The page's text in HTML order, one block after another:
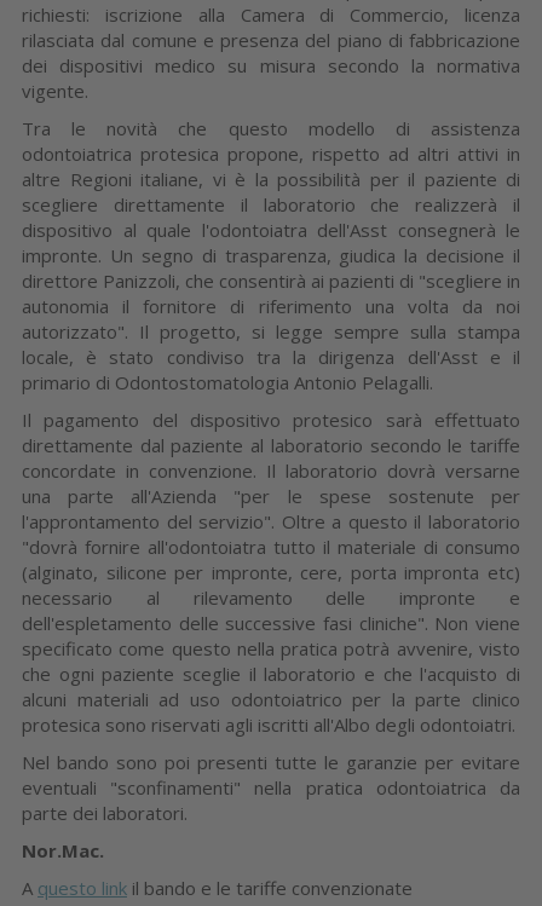
richiesti: iscrizione alla Camera di Commercio, licenza
rilasciata dal comune e presenza del piano di fabbricazione
dei dispositivi medico su misura secondo la normativa
vigente.
Tra le novità che questo modello di assistenza
odontoiatrica protesica propone, rispetto ad altri attivi in
altre Regioni italiane, vi è la possibilità per il paziente di
scegliere direttamente il laboratorio che realizzerà il
dispositivo al quale l'odontoiatra dell'Asst consegnerà le
impronte. Un segno di trasparenza, giudica la decisione il
direttore Panizzoli, che consentirà ai pazienti di "scegliere in
autonomia il fornitore di riferimento una volta da noi
autorizzato". Il progetto, si legge sempre sulla stampa
locale, è stato condiviso tra la dirigenza dell'Asst e il
primario di Odontostomatologia Antonio Pelagalli.
Il pagamento del dispositivo protesico sarà effettuato
direttamente dal paziente al laboratorio secondo le tariffe
concordate in convenzione. Il laboratorio dovrà versarne
una parte all'Azienda "per le spese sostenute per
l'approntamento del servizio". Oltre a questo il laboratorio
"dovrà fornire all'odontoiatra tutto il materiale di consumo
(alginato, silicone per impronte, cere, porta impronta etc)
necessario al rilevamento delle impronte e
dell'espletamento delle successive fasi cliniche". Non viene
specificato come questo nella pratica potrà avvenire, visto
che ogni paziente sceglie il laboratorio e che l'acquisto di
alcuni materiali ad uso odontoiatrico per la parte clinico
protesica sono riservati agli iscritti all'Albo degli odontoiatri.
Nel bando sono poi presenti tutte le garanzie per evitare
eventuali "sconfinamenti" nella pratica odontoiatrica da
parte dei laboratori.
Nor.Mac.
A questo link il bando e le tariffe convenzionate